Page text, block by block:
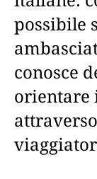
possibile
conosce
orientare